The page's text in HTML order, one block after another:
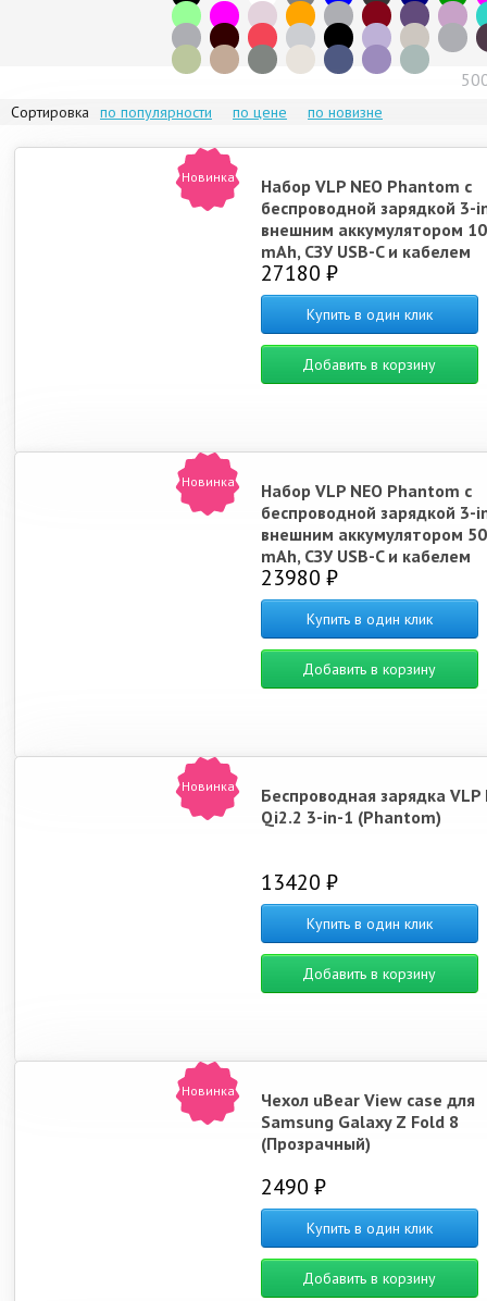
Сортировка по популярности по цене по новизне
Новинка
Набор VLP NEO Phantom с
беспроводной зарядкой 3-
внешним аккумулятором
mAh, СЗУ USB-C и кабелем
питания USB-C to USB-C
27180 ₽
Купить в один клик
Добавить в корзину
Новинка
Набор VLP NEO Phantom с
беспроводной зарядкой 3-
внешним аккумулятором
mAh, СЗУ USB-C и кабелем
питания USB-C to USB-C
23980 ₽
Купить в один клик
Добавить в корзину
Новинка
Беспроводная зарядка VLP
Qi2.2 3-in-1 (Phantom)
13420 ₽
Купить в один клик
Добавить в корзину
Новинка
Чехол uBear View case для
Samsung Galaxy Z Fold 8
(Прозрачный)
2490 ₽
Купить в один клик
Добавить в корзину